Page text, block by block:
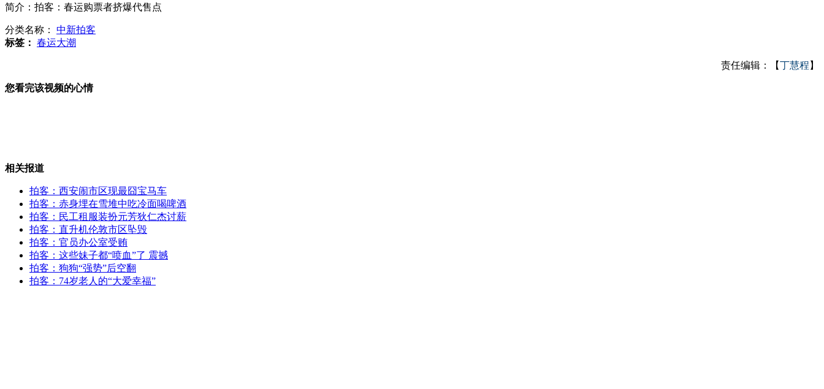
伦敦直升机空难罪魁或为大雾天气
黑心老板用秘鲁币冒充欧元发工资
简介：拍客：春运购票者挤爆代售点
分类名称： 中新拍客
标签： 春运大潮
责任编辑：【丁慧程 】
您看完该视频的心情
相关报道
拍客：西安闹市区现最囧宝马车
拍客：赤身埋在雪堆中吃冷面喝啤酒
拍客：民工租服装扮元芳狄仁杰讨薪
拍客：直升机伦敦市区坠毁
拍客：官员办公室受贿
拍客：这些妹子都“喷血”了 震撼
拍客：狗狗“强势”后空翻
拍客：74岁老人的“大爱幸福”